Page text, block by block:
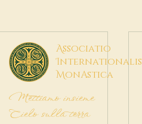
Associatio
Internationalis
MonAstica
Mettiamo insieme
Cielo sulla terra